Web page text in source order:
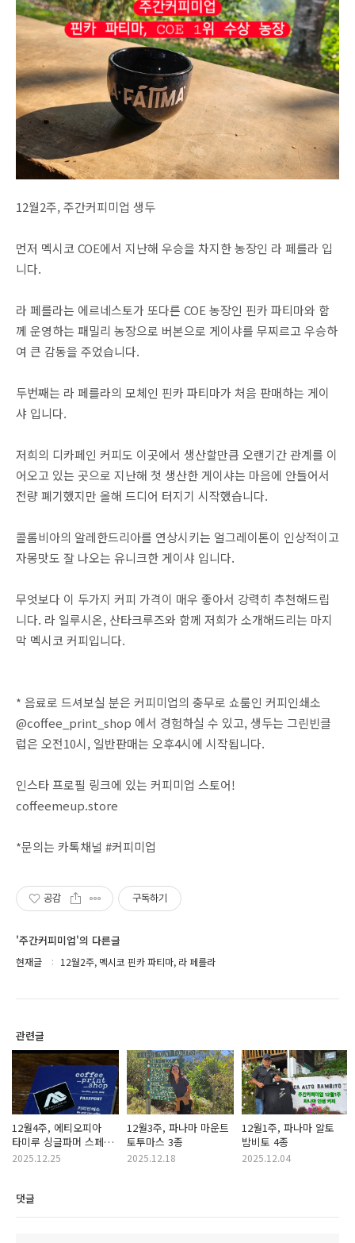
12월2주, 주간커피미업 생두
먼저 멕시코 COE에서 지난해 우승을 차지한 농장인 라 페를라 입
니다.
라 페를라는 에르네스토가 또다른 COE 농장인 핀카 파티마와 함
께 운영하는 패밀리 농장으로 버본으로 게이샤를 무찌르고 우승하
여 큰 감동을 주었습니다.
두번째는 라 페를라의 모체인 핀카 파티마가 처음 판매하는 게이
샤 입니다.
저희의 디카페인 커피도 이곳에서 생산할만큼 오랜기간 관계를 이
어오고 있는 곳으로 지난해 첫 생산한 게이샤는 마음에 안들어서
전량 폐기했지만 올해 드디어 터지기 시작했습니다.
콜롬비아의 알레한드리아를 연상시키는 얼그레이톤이 인상적이고
자몽맛도 잘 나오는 유니크한 게이샤 입니다.
무엇보다 이 두가지 커피 가격이 매우 좋아서 강력히 추천해드립
니다. 라 일루시온, 산타크루즈와 함께 저희가 소개해드리는 마지
막 멕시코 커피입니다.
* 음료로 드셔보실 분은 커피미업의 충무로 쇼룸인 커피인쇄소
@coffee_print_shop 에서 경험하실 수 있고, 생두는 그린빈클
럽은 오전10시, 일반판매는 오후4시에 시작됩니다.
인스타 프로필 링크에 있는 커피미업 스토어!
coffeemeup.store
*문의는 카톡채널 #커피미업
공감 구독하기
'주간커피미업'의 다른글
현재글 12월2주, 멕시코 핀카 파티마, 라 페를라
관련글
12월4주, 에티오피아
타미루 싱글파머 스페셜
랏 1.
2025.12.25
12월3주, 파나마 마운트
토투마스 3종
2025.12.18
12월1주, 파나마 알토
밤비토 4종
2025.12.04
댓글